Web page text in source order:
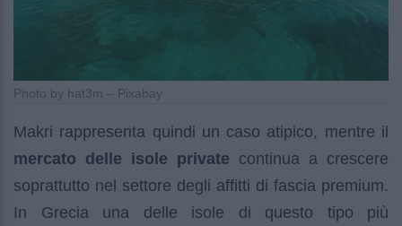
Photo by hat3m – Pixabay
Makri rappresenta quindi un caso atipico, mentre il
mercato delle isole private continua a crescere
soprattutto nel settore degli affitti di fascia premium.
In Grecia una delle isole di questo tipo più